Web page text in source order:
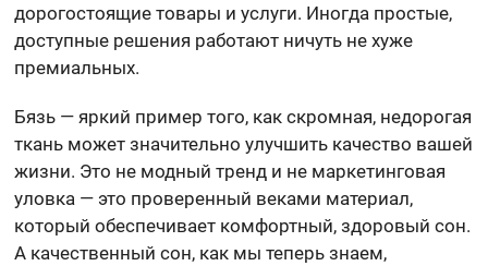
дорогостоящие товары и услуги. Иногда простые,
доступные решения работают ничуть не хуже
премиальных.
Бязь — яркий пример того, как скромная, недорогая
ткань может значительно улучшить качество вашей
жизни. Это не модный тренд и не маркетинговая
уловка — это проверенный веками материал,
который обеспечивает комфортный, здоровый сон.
А качественный сон, как мы теперь знаем,